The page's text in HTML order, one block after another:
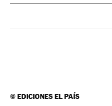
©EDICIONES EL PAÍS